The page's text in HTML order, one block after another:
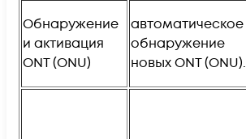
Обнаружение
и активация
ONT (ONU)
автоматическое
обнаружение
новых ONT (ONU).